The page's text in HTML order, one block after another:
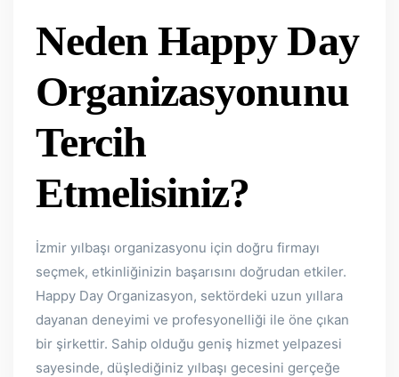
Neden Happy Day
Organizasyonunu
Tercih
Etmelisiniz?
İzmir yılbaşı organizasyonu için doğru firmayı
seçmek, etkinliğinizin başarısını doğrudan etkiler.
Happy Day Organizasyon, sektördeki uzun yıllara
dayanan deneyimi ve profesyonelliği ile öne çıkan
bir şirkettir. Sahip olduğu geniş hizmet yelpazesi
sayesinde, düşlediğiniz yılbaşı gecesini gerçeğe